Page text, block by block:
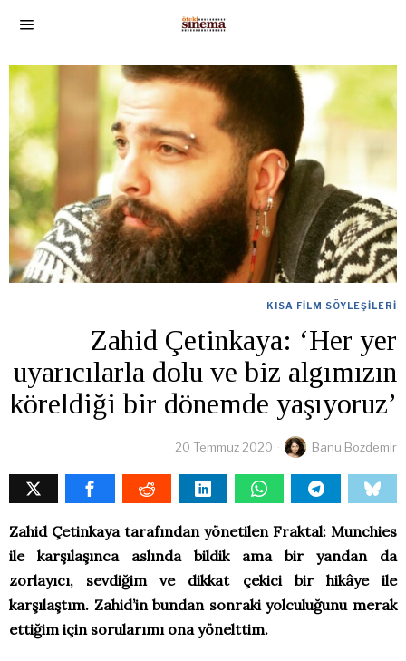
KISA FILM SÖYLEŞILERI
Zahid Çetinkaya: ‘Her yer
uyarıcılarla dolu ve biz algımızın
köreldiği bir dönemde yaşıyoruz’
20 Temmuz 2020 Banu Bozdemir
Zahid Çetinkaya tarafından yönetilen Fraktal: Munchies
ile karşılaşınca aslında bildik ama bir yandan da
zorlayıcı, sevdiğim ve dikkat çekici bir hikâye ile
karşılaştım. Zahid’in bundan sonraki yolculuğunu merak
ettiğim için sorularımı ona yönelttim.